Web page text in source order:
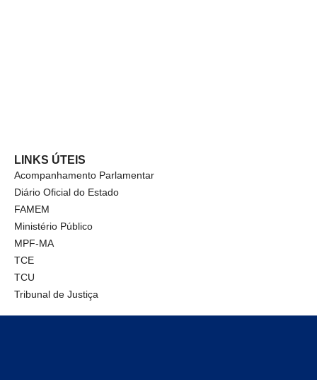
LINKS ÚTEIS
Acompanhamento Parlamentar
Diário Oficial do Estado
FAMEM
Ministério Público
MPF-MA
TCE
TCU
Tribunal de Justiça